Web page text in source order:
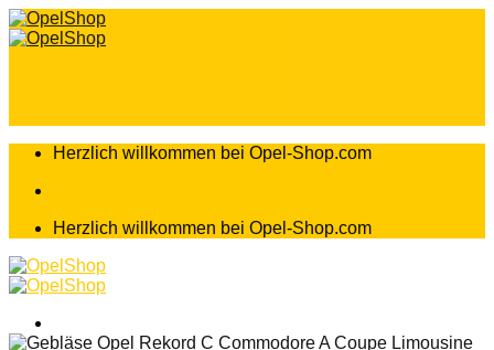
Zum
Inhalt
Herzlich willkommen bei Opel-Shop.com
Herzlich willkommen bei Opel-Shop.com